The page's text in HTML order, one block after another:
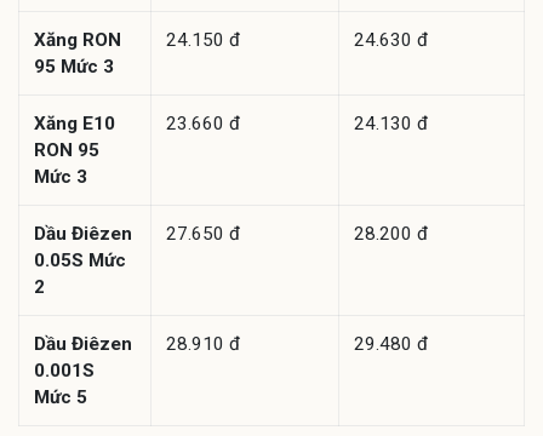
Xăng RON
95 Mức 3
24.150 đ 24.630 đ
Xăng E10
RON 95
Mức 3
23.660 đ 24.130 đ
Dầu Điêzen
0.05S Mức
2
27.650 đ 28.200 đ
Dầu Điêzen
0.001S
Mức 5
28.910 đ 29.480 đ